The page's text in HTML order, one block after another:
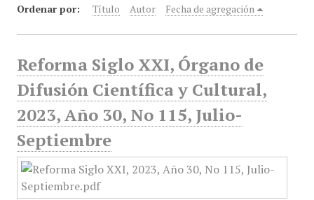
Ordenar por: Título Autor Fecha de agregación
Reforma Siglo XXI, Órgano de
Difusión Científica y Cultural,
2023, Año 30, No 115, Julio-
Septiembre